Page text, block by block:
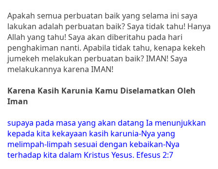
Apakah semua perbuatan baik yang selama ini saya
lakukan adalah perbuatan baik? Saya tidak tahu! Hanya
Allah yang tahu! Saya akan diberitahu pada hari
penghakiman nanti. Apabila tidak tahu, kenapa kekeh
jumekeh melakukan perbuatan baik? IMAN! Saya
melakukannya karena IMAN!
Karena Kasih Karunia Kamu Diselamatkan Oleh
Iman
supaya pada masa yang akan datang Ia menunjukkan
kepada kita kekayaan kasih karunia-Nya yang
melimpah-limpah sesuai dengan kebaikan-Nya
terhadap kita dalam Kristus Yesus. Efesus 2:7